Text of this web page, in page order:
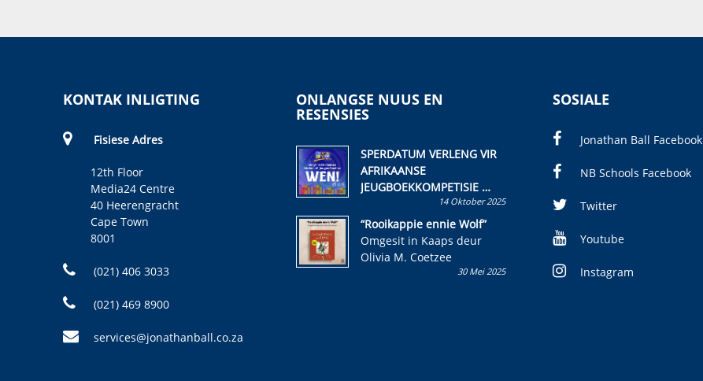
KONTAK INLIGTING
Fisiese Adres
12th Floor
Media24 Centre
40 Heerengracht
Cape Town
8001
(021) 406 3033
(021) 469 8900
services@jonathanball.co.za
ONLANGSE NUUS EN
RESENSIES
SPERDATUM VERLENG VIR
AFRIKAANSE
JEUGBOEKKOMPETISIE
Skryf ’n jeugboek of
kinderboek en staan ’n
kans om R50 000 te wen!
14 Oktober 2025
“Rooikappie ennie Wolf”
Omgesit in Kaaps deur
Olivia M. Coetzee
30 Mei 2025
SOSIALE
Jonathan Ball Facebook
NB Schools Facebook
Twitter
Youtube
Instagram